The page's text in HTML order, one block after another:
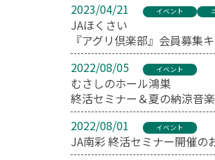
2023/04/21
イベント
JAほくさい
『アグリ倶楽部』会員募集
2022/08/05
イベント
むさしのホール鴻巣
終活セミナー＆夏の納涼音
2022/08/01
イベント
JA南彩 終活セミナー開催の